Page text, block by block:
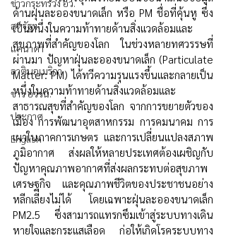
ข่าวกระทรวง อว.
สหรัฐฯ
แคนาดา
ลาตินอเมริกา
ข่าว อววน.
ประกาศ
English
ด้านฝุ่นละอองขนาดเล็ก หรือ PM ชื่อที่คุ้นหู ซึ่ง
เป็นหนึ่งในความท้าทายด้านสิ่งแวดล้อมและ
สุขภาพที่สำคัญของโลก ในช่วงหลายทศวรรษที่
ผ่านมา ปัญหาฝุ่นละอองขนาดเล็ก (Particulate
Matter: PM) ได้ทวีความรุนแรงขึ้นและกลายเป็น
หนึ่งในความท้าทายด้านสิ่งแวดล้อมและ
สาธารณสุขที่สำคัญของโลก จากการขยายตัวของ
เมือง การพัฒนาอุตสาหกรรม การคมนาคม การ
เผาในภาคการเกษตร และการเปลี่ยนแปลงสภาพ
ภูมิอากาศ ส่งผลให้หลายประเทศต้องเผชิญกับ
ปัญหาคุณภาพอากาศที่ส่งผลกระทบต่อสุขภาพ
เศรษฐกิจ และคุณภาพชีวิตของประชาชนอย่าง
หลีกเลี่ยงไม่ได้ โดยเฉพาะฝุ่นละอองขนาดเล็ก
PM2.5 ซึ่งสามารถแทรกซึมเข้าสู่ระบบทางเดิน
หายใจและกระแสเลือด ก่อให้เกิดโรคระบบทาง